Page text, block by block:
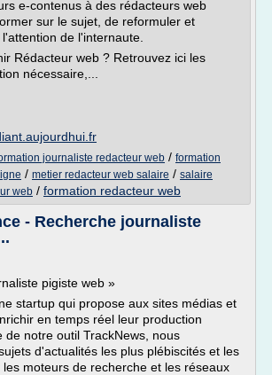
e-contenus à des rédacteurs web
sur le sujet, de reformuler et
de l'internaute.
Rédacteur web ? Retrouvez ici les
nécessaire,...
journaliste redacteur web / formation
/ metier redacteur web salaire / salaire
web / formation redacteur web
- Recherche journaliste
pigiste web »
startup qui propose aux sites médias et
en temps réel leur production
de notre outil TrackNews, nous
d'actualités les plus plébiscités et les
les moteurs de recherche et les réseaux